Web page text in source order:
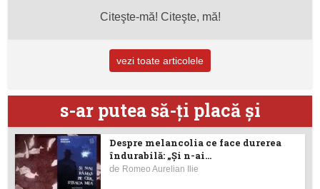
Citeşte-mă! Citeşte, mă!
vezi toate articolele
s-ar putea să-ţi placă şi
Despre melancolia ce face durerea
îndurabilă: „Și n-ai...
de Romeo Aurelian Ilie